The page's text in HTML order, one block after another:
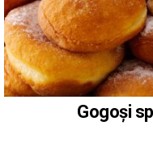
Gogoși